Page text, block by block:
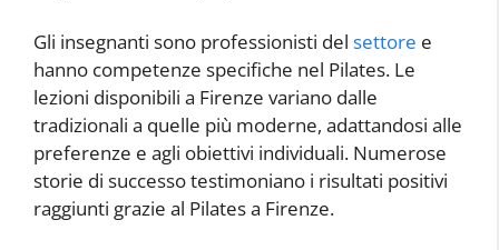
Gli insegnanti sono professionisti del settore e
hanno competenze specifiche nel Pilates. Le
lezioni disponibili a Firenze variano dalle
tradizionali a quelle più moderne, adattandosi alle
preferenze e agli obiettivi individuali. Numerose
storie di successo testimoniano i risultati positivi
raggiunti grazie al Pilates a Firenze.